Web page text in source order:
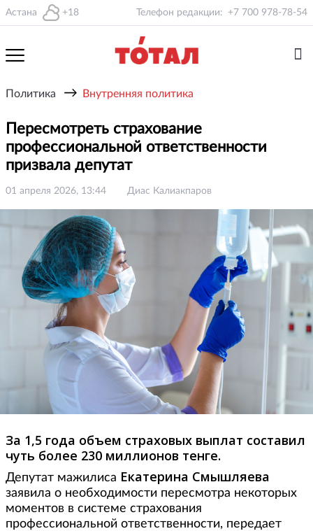
Астана +18 Телефон редакции: +7 700 978-78-54
Политика → Внутренняя политика
Пересмотреть страхование
профессиональной ответственности
призвала депутат
01 апреля 2026, 13:44 Диас Калиакпаров
За 1,5 года объем страховых выплат составил
чуть более 230 миллионов тенге.
Депутат мажилиса Екатерина Смышляева
заявила о необходимости пересмотра некоторых
моментов в системе страхования
профессиональной ответственности, передает